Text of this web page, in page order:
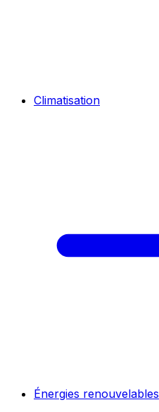
Climatisation
Énergies renouvelables